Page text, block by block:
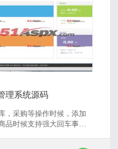
理系统源码
，采购等操作时候，添加
品时候支持强大回车事